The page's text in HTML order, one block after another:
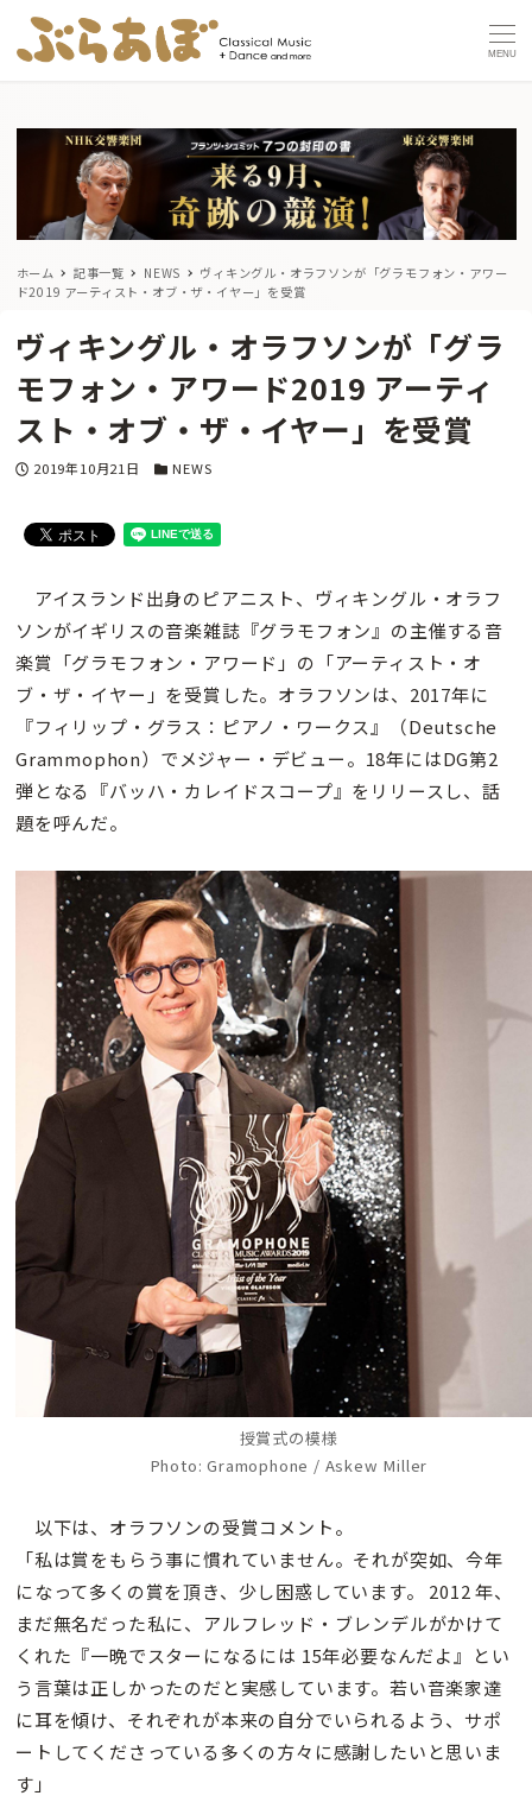
MENU
ホーム 記事一覧 NEWS
ヴィキングル・オラフソンが「グラモフォン・アワー
ド2019 アーティスト・オブ・ザ・イヤー」を受賞
ヴィキングル・オラフソンが「グラ
モフォン・アワード2019 アーティ
スト・オブ・ザ・イヤー」を受賞
投稿日
2019年10月21日 カテゴリー
NEWS
アイスランド出身のピアニスト、ヴィキングル・オラフ
ソンがイギリスの音楽雑誌『グラモフォン』の主催する音
楽賞「グラモフォン・アワード」の「アーティスト・オ
ブ・ザ・イヤー」を受賞した。オラフソンは、2017年に
『フィリップ・グラス：ピアノ・ワークス』（Deutsche
Grammophon）でメジャー・デビュー。18年にはDG第2
弾となる『バッハ・カレイドスコープ』をリリースし、話
題を呼んだ。
授賞式の模様
Photo: Gramophone / Askew Miller
以下は、オラフソンの受賞コメント。
「私は賞をもらう事に慣れていません。それが突如、今年
になって多くの賞を頂き、少し困惑しています。 2012 年、
まだ無名だった私に、アルフレッド・ブレンデルがかけて
くれた『一晩でスターになるには 15年必要なんだよ』とい
う言葉は正しかったのだと実感しています。若い音楽家達
に耳を傾け、それぞれが本来の自分でいられるよう、サポ
ートしてくださっている多くの方々に感謝したいと思いま
す」